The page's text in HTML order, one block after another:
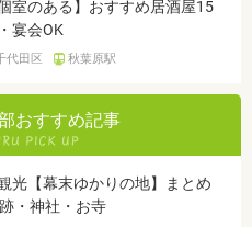
室のある】おすすめ居酒屋15
宴会OK
代田区 秋葉原駅
おすすめ記事
光【幕末ゆかりの地】まとめ
・神社・お寺